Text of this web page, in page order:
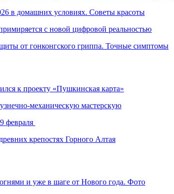
в домашних условиях. Советы красоты
с новой цифровой реальностью
от гонконгского гриппа. Точные симптомы
к проекту «Пушкинская карта»
механическую мастерскую
февраля
крепостях Горного Алтая
и уже в шаге от Нового года. Фото